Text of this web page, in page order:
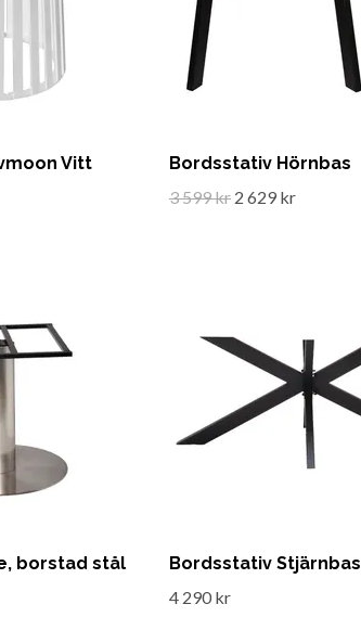
Vitt
Bordsstativ Hörnbas
3 599 kr 2 629 kr
borstad stål
Bordsstativ Stjärnbas
4 290 kr